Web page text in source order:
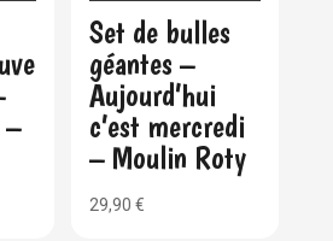
–
Set de bulles
géantes –
Aujourd’hui
c’est mercredi
– Moulin Roty
29,90€